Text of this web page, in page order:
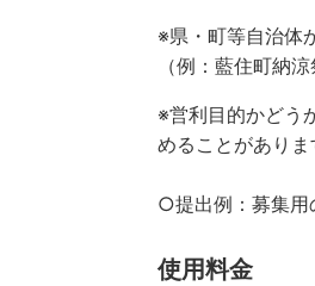
※県・町等自治体
（例：藍住町納
※営利目的かどう
めることがありま
○提出例：募集用
使用料金